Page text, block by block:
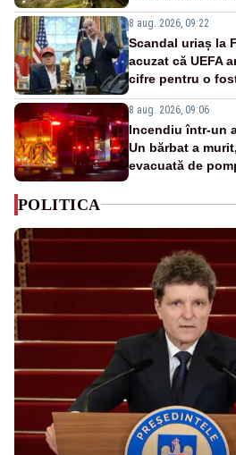
8 aug. 2026, 09:22
Scandal uriaș la
acuzat că UEFA
cifre pentru o
8 aug. 2026, 09:06
Incendiu într-un
Un bărbat a
evacuată de
POLITICA